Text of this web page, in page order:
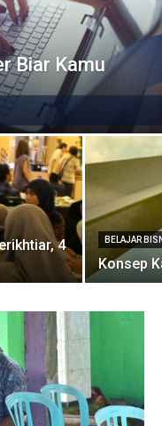
Biar Kamu
4
BELAJAR
Konsep